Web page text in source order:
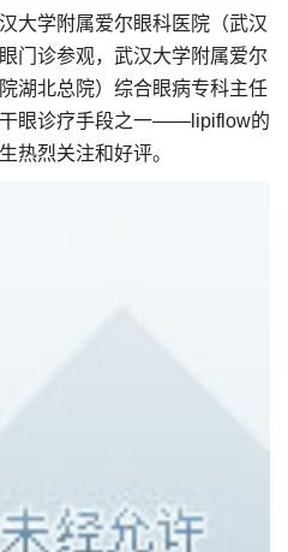
大学附属爱尔眼科医院（武汉
门诊参观，武汉大学附属爱尔
湖北总院）综合眼病专科主任
眼诊疗手段之一——lipiflow的
热烈关注和好评。